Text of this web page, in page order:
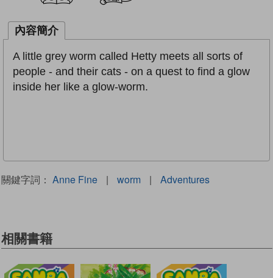
內容簡介
A little grey worm called Hetty meets all sorts of
people - and their cats - on a quest to find a glow
inside her like a glow-worm.
關鍵字詞： Anne Fine | worm | Adventures
相關書籍